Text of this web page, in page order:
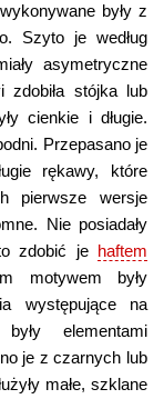
były z
Szyto je według
asymetryczne
stójka lub
cienkie i długie.
Przepasano je
rękawy, które
pierwsze wersje
Nie posiadały
zdobić je haftem
motywem były
występujące na
elementami
je z czarnych lub
małe, szklane